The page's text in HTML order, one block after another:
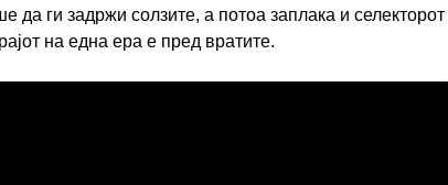
да ги задржи солзите, а потоа заплака и селекторот
на една ера е пред вратите.